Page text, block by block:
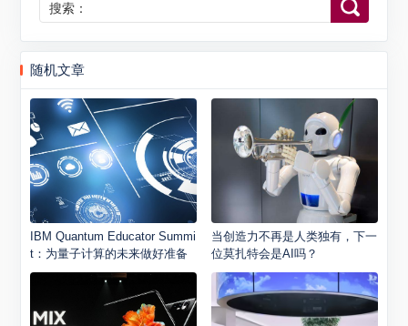
搜索：
随机文章
IBM Quantum Educator Summi
t：为量子计算的未来做好准备
当创造力不再是人类独有，下一
位莫扎特会是AI吗？